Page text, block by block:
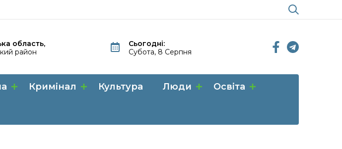
область,
район
Сьогодні:
Субота, 8 Серпня
Кримінал Культура Люди Освіта